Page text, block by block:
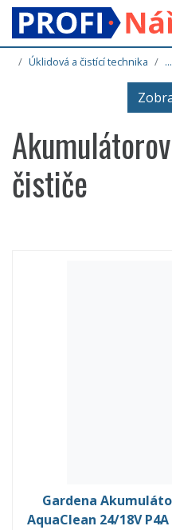
Úklidová a čistící technika ...
čističe
Gardena
AquaClean 24/18V